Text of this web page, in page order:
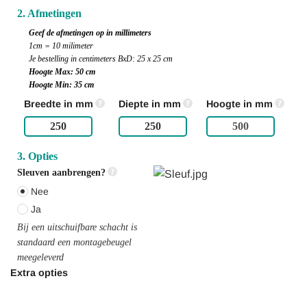
2. Afmetingen
Geef de afmetingen op in millimeters
1cm = 10 milimeter
Je bestelling in centimeters BxD: 25 x 25 cm
Hoogte Max: 50 cm
Hoogte Min: 35 cm
Breedte in mm Diepte in mm Hoogte in mm
3. Opties
Sleuven aanbrengen?
Nee
Ja
Bij een uitschuifbare schacht is
standaard een montagebeugel
meegeleverd
Extra opties